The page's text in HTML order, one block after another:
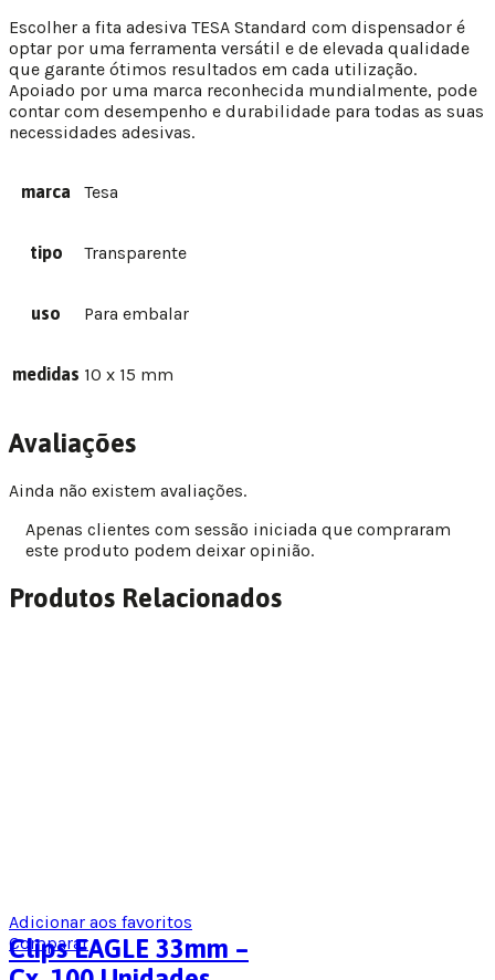
Escolher a fita adesiva TESA Standard com dispensador é
optar por uma ferramenta versátil e de elevada qualidade
que garante ótimos resultados em cada utilização.
Apoiado por uma marca reconhecida mundialmente, pode
contar com desempenho e durabilidade para todas as suas
necessidades adesivas.
marca Tesa
tipo Transparente
uso Para embalar
medidas 10 x 15 mm
Avaliações
Ainda não existem avaliações.
Apenas clientes com sessão iniciada que compraram
este produto podem deixar opinião.
Produtos Relacionados
Adicionar aos favoritos
Comparar
Clips EAGLE 33mm –